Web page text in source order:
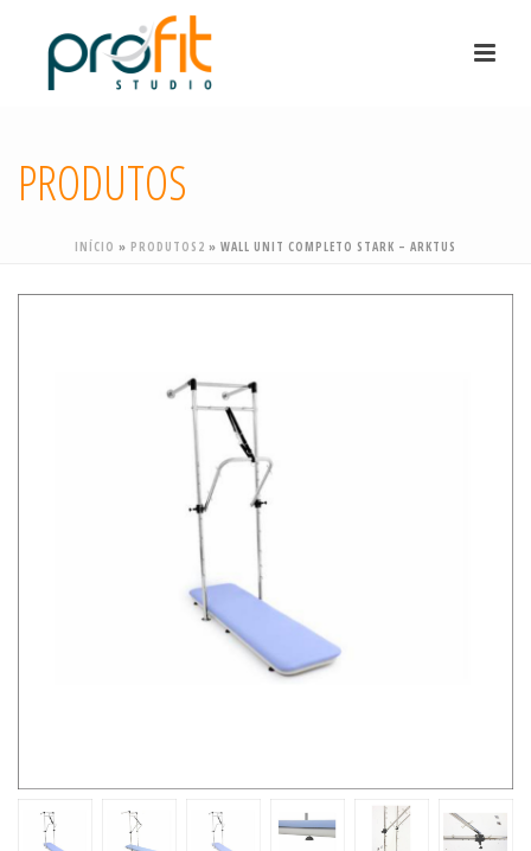
PRODUTOS
INÍCIO » PRODUTOS2 » WALL UNIT COMPLETO STARK – ARKTUS